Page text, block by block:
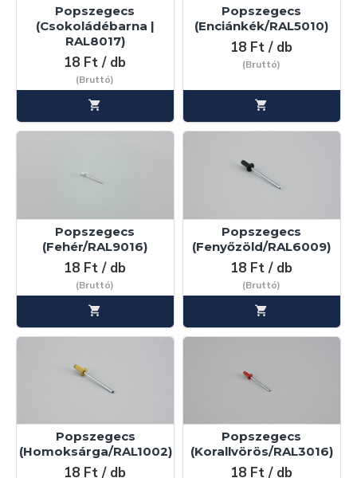
Popszegecs
(Csokoládébarna |
RAL8017)
18 Ft / db
(Bruttó)
Popszegecs
(Enciánkék/RAL5010)
18 Ft / db
(Bruttó)
Popszegecs
(Fehér/RAL9016)
18 Ft / db
(Bruttó)
Popszegecs
(Fenyőzöld/RAL6009)
18 Ft / db
(Bruttó)
Popszegecs
(Homoksárga/RAL1002)
18 Ft / db
Popszegecs
(Korallvörös/RAL3016)
18 Ft / db